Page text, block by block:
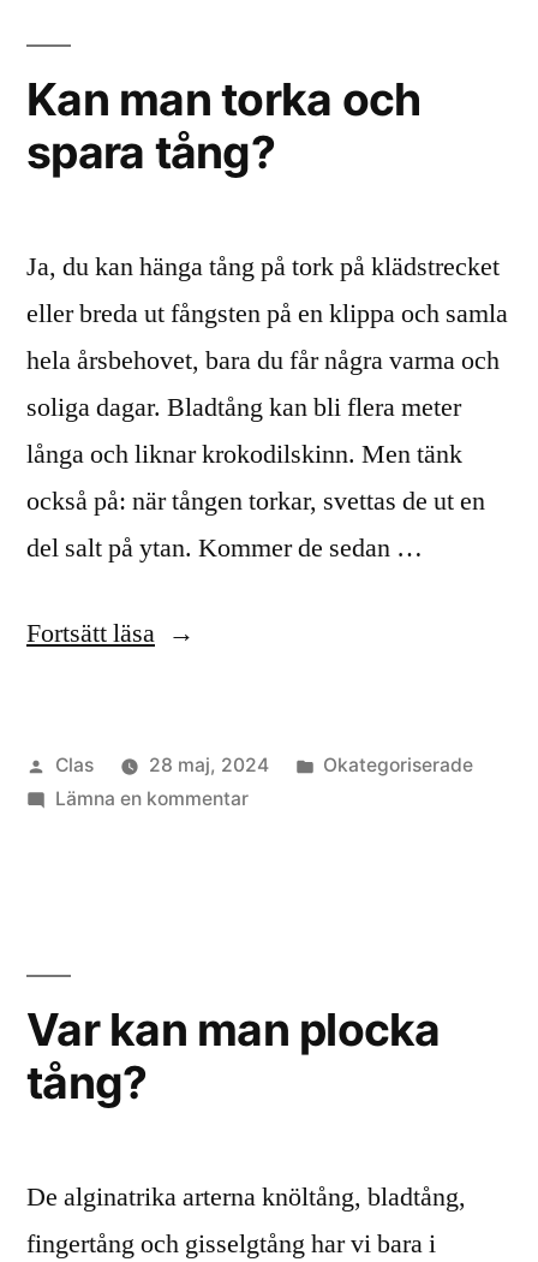
Kan man torka och
spara tång?
Ja, du kan hänga tång på tork på klädstrecket
eller breda ut fångsten på en klippa och samla
hela årsbehovet, bara du får några varma och
soliga dagar. Bladtång kan bli flera meter
långa och liknar krokodilskinn. Men tänk
också på: när tången torkar, svettas de ut en
del salt på ytan. Kommer de sedan …
Fortsätt läsa”Kan
och
Publicerat
av
Clas 28 maj, 2024
Publicerat
Okategoriserade
Lämna en kommentartill
Var kan man plocka
tång?
De alginatrika arterna knöltång, bladtång,
fingertång och gisselgtång har vi bara i